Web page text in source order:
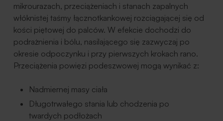
mikrourazach, przeciążeniach i stanach zapalnych
włóknistej taśmy łącznotkankowej rozciągającej się od
kości piętowej do palców. W efekcie dochodzi do
podrażnienia i bólu, nasilającego się zazwyczaj po
okresie odpoczynku i przy pierwszych krokach rano.
Przeciążenia powięzi podeszwowej mogą wynikać z:
Nadmiernej masy ciała
Długotrwałego stania lub chodzenia po
twardych podłożach